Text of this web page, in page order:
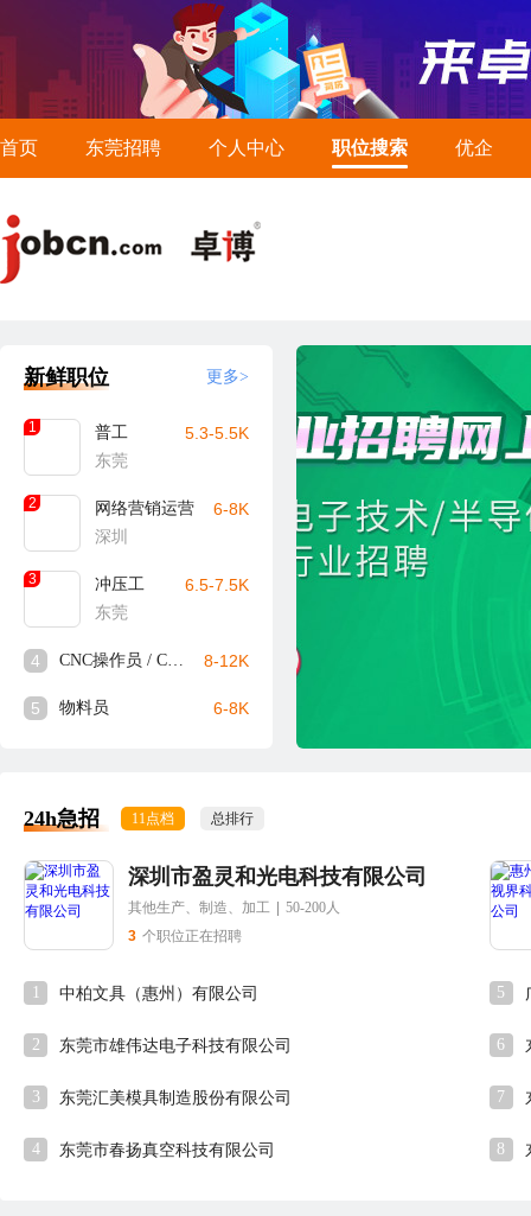
首页 东莞招聘 个人中心 职位搜索 优企
新鲜职位 更多>
1
普工
东莞
5.3-5.5K
2
网络营销运营
深圳
6-8K
3
冲压工
东莞
6.5-7.5K
4 CNC操作员 / CNC师傅 8-12K
5 物料员 6-8K
24h急招 11点档 总排行
深圳市盈灵和光电科技有限公司
其他生产、制造、加工
50-200人
3 个职位正在招聘
1 中柏文具（惠州）有限公司
2 东莞市雄伟达电子科技有限公司
3 东莞汇美模具制造股份有限公司
4 东莞市春扬真空科技有限公司
5
6
7
8